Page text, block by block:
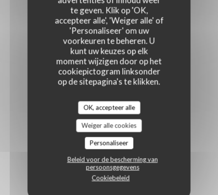
te geven. Klik op 'OK,
accepteer alle', 'Weiger alle' of
'Personaliseer' om uw
voorkeuren te beheren. U
kunt uw keuzes op elk
moment wijzigen door op het
cookiepictogram linksonder
op de sitepagina's te klikken.
OK, accepteer alle
Weiger alle cookies
Personaliseer
Beleid voor de bescherming van
persoonsgegevens
Cookiebeleid